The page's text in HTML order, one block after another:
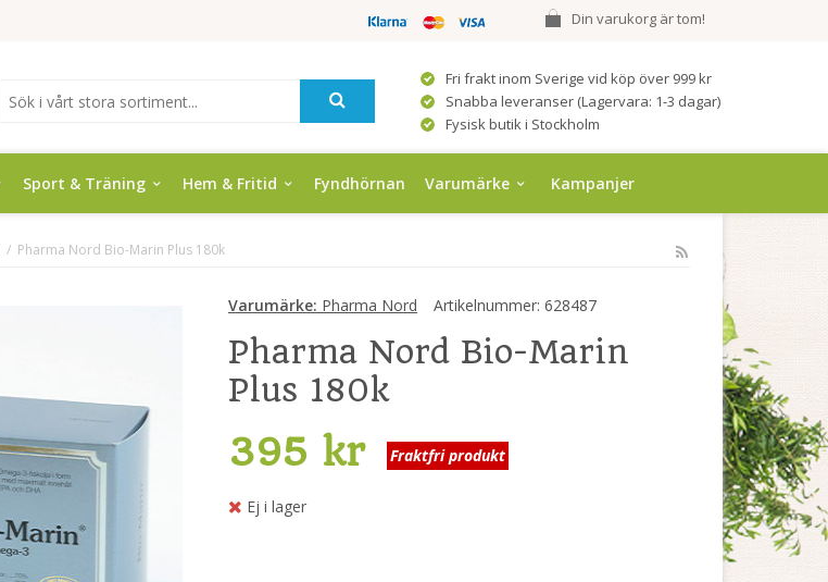
Din varukorg är tom!
Fri frakt inom Sverige vid köp över 999 kr
Snabba leveranser (Lagervara: 1-3 dagar)
Fysisk butik i Stockholm
Sport & Träning Hem & Fritid Fyndhörnan Varumärke Kampanjer
/ Pharma Nord Bio-Marin Plus 180k
Varumärke: Pharma Nord Artikelnummer: 628487
Pharma Nord Bio-Marin
Plus 180k
395 kr Fraktfri produkt
Ej i lager